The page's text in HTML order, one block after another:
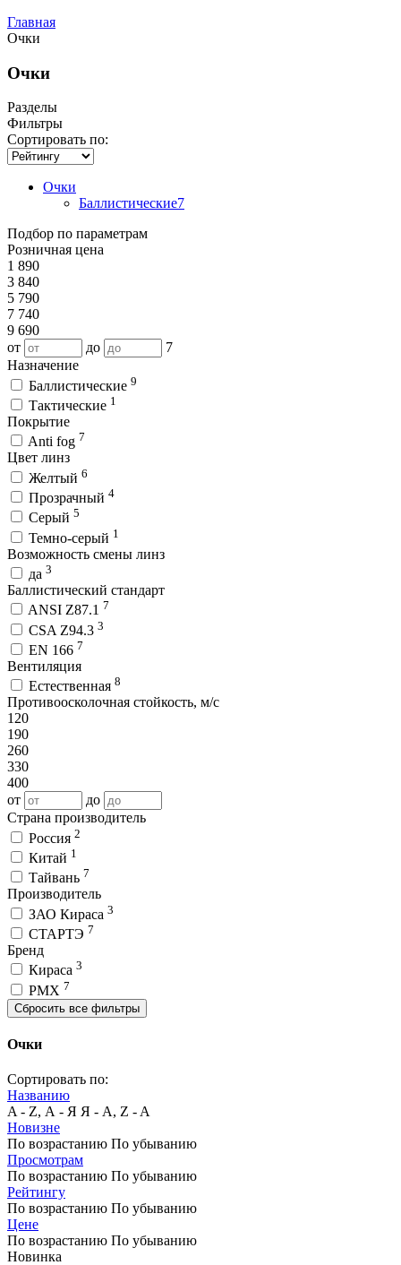
Главная
Очки
Очки
Разделы
Фильтры
Сортировать по:
Очки
Баллистические7
Подбор по параметрам
Розничная цена
1 890
3 840
5 790
7 740
9 690
от
до
7
Назначение
Баллистические 9
Тактические 1
Покрытие
Anti fog 7
Цвет линз
Желтый 6
Прозрачный 4
Серый 5
Темно-серый 1
Возможность смены линз
да 3
Баллистический стандарт
ANSI Z87.1 7
CSA Z94.3 3
EN 166 7
Вентиляция
Естественная 8
Противоосколочная стойкость, м/с
120
190
260
330
400
от
до
Страна производитель
Россия 2
Китай 1
Тайвань 7
Производитель
ЗАО Кираса 3
СТАРТЭ 7
Бренд
Кираса 3
PMX 7
Сбросить все фильтры
Очки
Сортировать по:
Названию
A - Z, А - Я Я - А, Z - A
Новизне
По возрастанию По убыванию
Просмотрам
По возрастанию По убыванию
Рейтингу
По возрастанию По убыванию
Цене
По возрастанию По убыванию
Новинка